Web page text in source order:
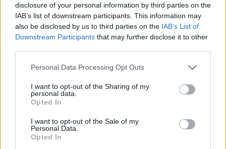
disclosure of your personal information by third parties on the
IAB’s list of downstream participants. This information may
also be disclosed by us to third parties on the IAB’s List of
Downstream Participants that may further disclose it to other
Personal Data Processing Opt Outs
I want to opt-out of the Sharing of my
personal data.
Opted In
I want to opt-out of the Sale of my
Personal Data.
Opted In
ÉLŐ BOLYGÓNK
Granát-Galló Tímea 5 perc